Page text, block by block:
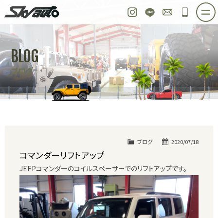
Instagram
LINE お問い合わせ
048-
ホーム 在庫車情報 ご購入プラン
整備作業実例 パーツ販売 買取＆オーダー
店舗紹介 工場紹介 会社概要
スタッフ紹介 求人情報 公式ブログ
BLOG
ブログ
2020/07/18
ブログ
コマンダーリフトアップ
JEEPコマンダーのコイルスペーサーでのリフトアップです。